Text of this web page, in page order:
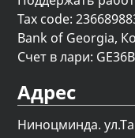
Tax code:
Bank of Georgia,
Счет в лари:
Адрес
Ниноцминда.